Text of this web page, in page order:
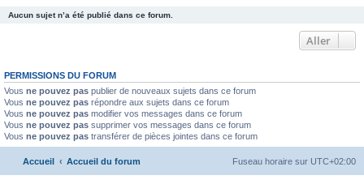
Aucun sujet n’a été publié dans ce forum.
Aller
PERMISSIONS DU FORUM
Vous ne pouvez pas publier de nouveaux sujets dans ce forum
Vous ne pouvez pas répondre aux sujets dans ce forum
Vous ne pouvez pas modifier vos messages dans ce forum
Vous ne pouvez pas supprimer vos messages dans ce forum
Vous ne pouvez pas transférer de pièces jointes dans ce forum
Accueil Accueil du forum Fuseau horaire sur UTC+02:00